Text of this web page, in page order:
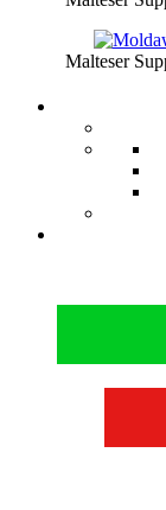
Malteser